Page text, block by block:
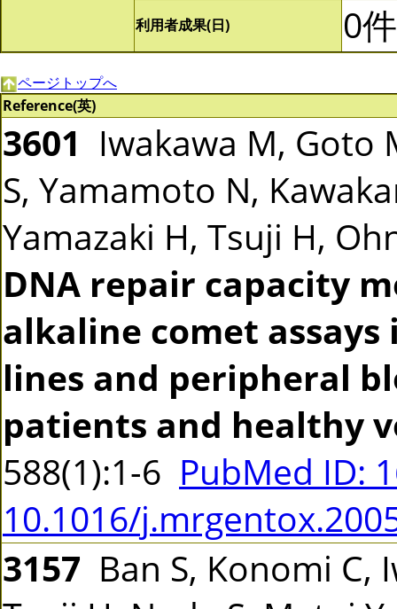
利用者成果(日) 0件
ページトップへ
Reference(英)
3601 Iwakawa M, Goto
S, Yamamoto N,
Yamazaki H, Tsuji H,
DNA repair capacity
alkaline comet
lines and peripheral
patients and healthy
588(1):1-6 PubMed ID:
10.1016/
3157 Ban S, Konomi C,